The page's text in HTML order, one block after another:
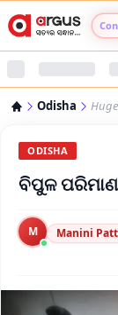
Odisha
ODISHA
ବିପୁଳ
M Manini